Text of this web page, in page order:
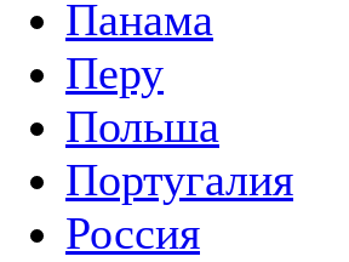
Панама
Перу
Польша
Португалия
Россия